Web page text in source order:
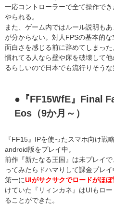
一応コントローラーで全て操作で
やられる。
また、ゲーム内ではルール説明も
が分からない。対人FPSの基本的
面白さを感じる前に辞めてしまった
慣れてる人なら壁や床を破壊して
るらしいので日本でも流行りそうな
●『FF15WfE』Final
Eos（9か月～）
『FF15』IPを使ったスマホ向け戦
android版をプレイ中。
前作『新たなる王国』は未プレイ
ってみたらドハマりして課金プレイ
第一にUIがサクサクでロードがほぼ
けていた『リィンカネ』はUIもロ
ることができた。